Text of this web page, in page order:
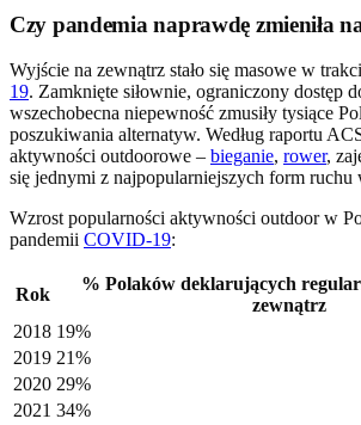
Czy pandemia naprawdę zmieniła
Wyjście na zewnątrz stało się masowe w
19. Zamknięte siłownie, ograniczony dostęp
wszechobecna niepewność zmusiły tysiące
poszukiwania alternatyw. Według raportu
aktywności outdoorowe – bieganie, rower,
się jednymi z najpopularniejszych form ruchu
Wzrost popularności aktywności outdoor w
pandemii COVID-19:
Rok
% Polaków deklarujących
zewnątrz
2018 19%
2019 21%
2020 29%
2021 34%